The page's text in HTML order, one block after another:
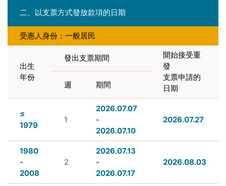
二、以支票方式發放款項的日期
受惠人身份：一般居民
出生
年份
發出支票期間
開始接受重
發
支票申請的
日期
週 期間
≤
1979
1
2026.07.07
-
2026.07.10
2026.07.27
1980
-
2008
2
2026.07.13
-
2026.07.17
2026.08.03